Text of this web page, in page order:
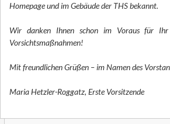
Homepage und im Gebäude der THS bekannt.
Wir danken Ihnen schon im Voraus für Ihr
Vorsichtsmaßnahmen!
Mit freundlichen Grüßen – im Namen des
Maria Hetzler-Roggatz, Erste Vorsitzende